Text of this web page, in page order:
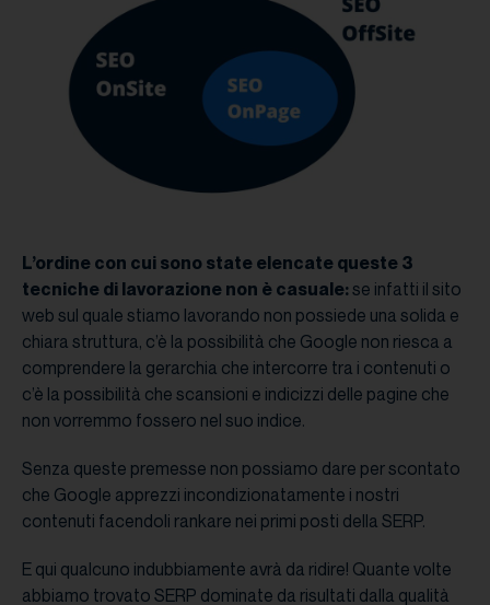
L’ordine con cui sono state elencate queste 3
tecniche di lavorazione non è casuale:se infatti il sito
web sul quale stiamo lavorando non possiede una solida e
chiara struttura, c’è la possibilità che Google non riesca a
comprendere la gerarchia che intercorre tra i contenuti o
c’è la possibilità che scansioni e indicizzi delle pagine che
non vorremmo fossero nel suo indice.
Senza queste premesse non possiamo dare per scontato
che Google apprezzi incondizionatamente i nostri
contenuti facendoli rankare nei primi posti della SERP.
E qui qualcuno indubbiamente avrà da ridire! Quante volte
abbiamo trovato SERP dominate da risultati dalla qualità